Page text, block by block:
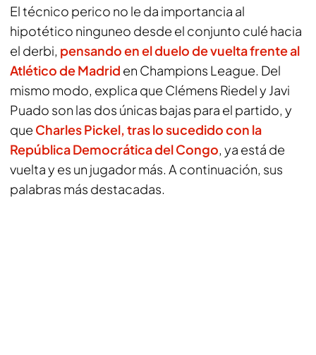
El técnico perico no le da importancia al
hipotético ninguneo desde el conjunto culé hacia
el derbi, pensando en el duelo de vuelta frente al
Atlético de Madrid en Champions League. Del
mismo modo, explica que Clémens Riedel y Javi
Puado son las dos únicas bajas para el partido, y
que Charles Pickel, tras lo sucedido con la
República Democrática del Congo, ya está de
vuelta y es un jugador más. A continuación, sus
palabras más destacadas.